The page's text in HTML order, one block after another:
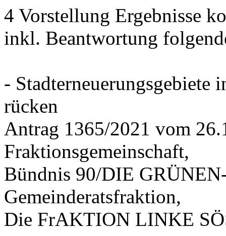
4 Vorstellung Ergebnisse
inkl. Beantwortung
- Stadterneuerungsgebiete
rücken
Antrag 1365/2021 vom
Fraktionsgemeinschaft,
Bündnis 90/DIE
Gemeinderatsfraktion,
Die FrAKTION LINKE